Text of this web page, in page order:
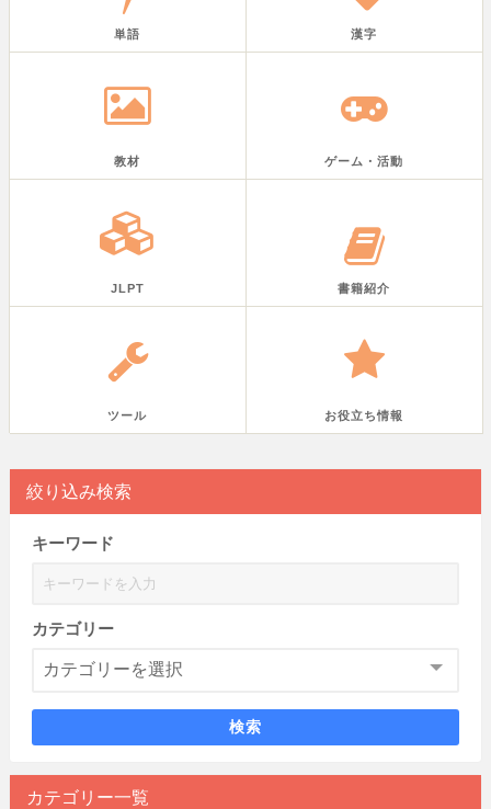
単語 漢字
教材 ゲーム・活動
JLPT 書籍紹介
ツール お役立ち情報
絞り込み検索
キーワード
カテゴリー
検索
カテゴリー一覧